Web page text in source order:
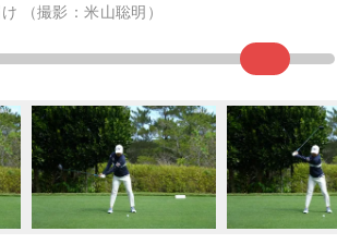
（撮影：米山聡明）